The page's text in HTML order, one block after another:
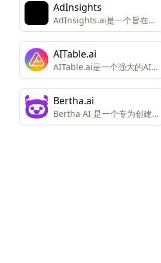
AdInsights
AdInsights.ai是一个旨在帮
助企业在数字营销和销售方
面实现增长和效率的平台。
AITable.ai
AITable.ai是一个强大的AI
驱动的数据组织和自动化工
具，旨在通过其视觉界面和
集成能力简化个人和企业的
CRM、项目管理和生产力需
求。
Bertha.ai
Bertha AI 是一个专为创建
销售文案而设计的人工智能